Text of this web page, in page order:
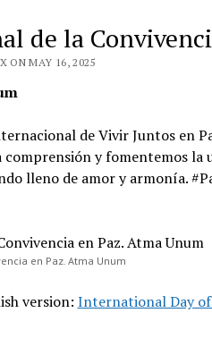
de la
ON MAY 16, 2025
de Vivir Juntos en
y fomentemos la
lleno de amor y armonía.
en Paz. Atma Unum
version: International Day